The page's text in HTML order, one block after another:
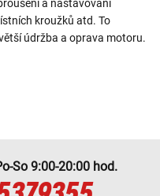
a nastavování
kroužků atd. To
údržba a oprava motoru.
So 9:00-20:00 hod.